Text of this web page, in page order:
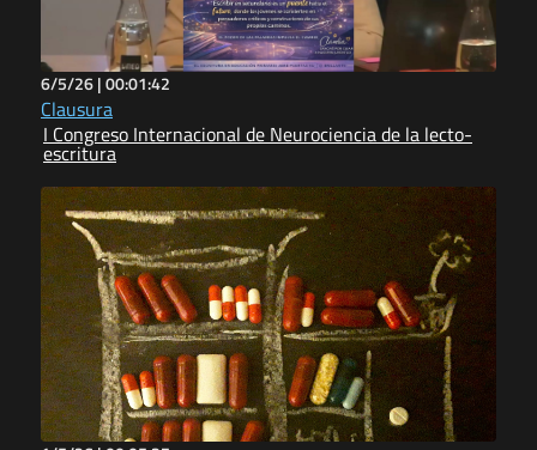
6/5/26 |00:01:42
Clausura
I Congreso Internacional de Neurociencia de la lecto-
escritura